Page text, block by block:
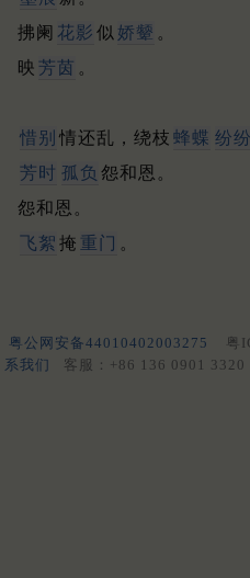
拂阑 花影 似 娇颦 。
映 芳茵 。
惜别 情还乱，绕枝 蜂蝶 纷纷
芳时 孤负 怨和恩。
怨和恩。
飞絮 掩 重门 。
粤公网安备44010402003275 粤
系我们
客服：+86 136 0901 3320